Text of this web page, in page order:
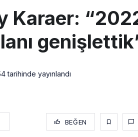
Karaer:
tarihinde yayınlandı
BEĞEN